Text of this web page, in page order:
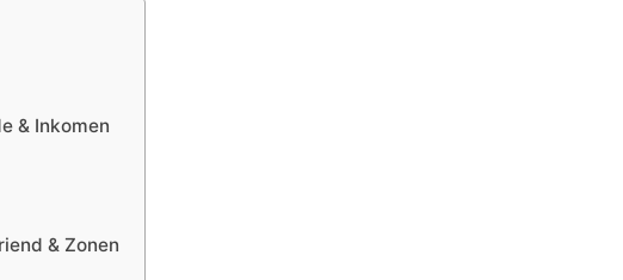
& Inkomen
& Zonen